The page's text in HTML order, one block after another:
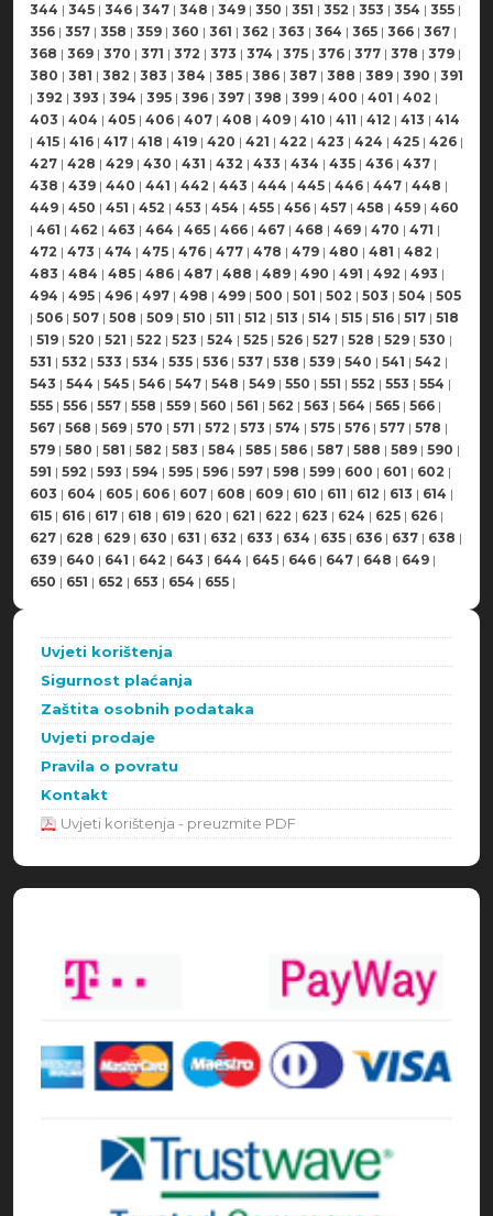
344 | 345 | 346 | 347 | 348 | 349 | 350 | 351 | 352 | 353 | 354 | 355 |
356 | 357 | 358 | 359 | 360 | 361 | 362 | 363 | 364 | 365 | 366 | 367 |
368 | 369 | 370 | 371 | 372 | 373 | 374 | 375 | 376 | 377 | 378 | 379 |
380 | 381 | 382 | 383 | 384 | 385 | 386 | 387 | 388 | 389 | 390 | 391
| 392 | 393 | 394 | 395 | 396 | 397 | 398 | 399 | 400 | 401 | 402 |
403 | 404 | 405 | 406 | 407 | 408 | 409 | 410 | 411 | 412 | 413 | 414
| 415 | 416 | 417 | 418 | 419 | 420 | 421 | 422 | 423 | 424 | 425 | 426 |
427 | 428 | 429 | 430 | 431 | 432 | 433 | 434 | 435 | 436 | 437 |
438 | 439 | 440 | 441 | 442 | 443 | 444 | 445 | 446 | 447 | 448 |
449 | 450 | 451 | 452 | 453 | 454 | 455 | 456 | 457 | 458 | 459 | 460
| 461 | 462 | 463 | 464 | 465 | 466 | 467 | 468 | 469 | 470 | 471 |
472 | 473 | 474 | 475 | 476 | 477 | 478 | 479 | 480 | 481 | 482 |
483 | 484 | 485 | 486 | 487 | 488 | 489 | 490 | 491 | 492 | 493 |
494 | 495 | 496 | 497 | 498 | 499 | 500 | 501 | 502 | 503 | 504 | 505
| 506 | 507 | 508 | 509 | 510 | 511 | 512 | 513 | 514 | 515 | 516 | 517 | 518
| 519 | 520 | 521 | 522 | 523 | 524 | 525 | 526 | 527 | 528 | 529 | 530 |
531 | 532 | 533 | 534 | 535 | 536 | 537 | 538 | 539 | 540 | 541 | 542 |
543 | 544 | 545 | 546 | 547 | 548 | 549 | 550 | 551 | 552 | 553 | 554 |
555 | 556 | 557 | 558 | 559 | 560 | 561 | 562 | 563 | 564 | 565 | 566 |
567 | 568 | 569 | 570 | 571 | 572 | 573 | 574 | 575 | 576 | 577 | 578 |
579 | 580 | 581 | 582 | 583 | 584 | 585 | 586 | 587 | 588 | 589 | 590 |
591 | 592 | 593 | 594 | 595 | 596 | 597 | 598 | 599 | 600 | 601 | 602 |
603 | 604 | 605 | 606 | 607 | 608 | 609 | 610 | 611 | 612 | 613 | 614 |
615 | 616 | 617 | 618 | 619 | 620 | 621 | 622 | 623 | 624 | 625 | 626 |
627 | 628 | 629 | 630 | 631 | 632 | 633 | 634 | 635 | 636 | 637 | 638 |
639 | 640 | 641 | 642 | 643 | 644 | 645 | 646 | 647 | 648 | 649 |
650 | 651 | 652 | 653 | 654 | 655 |
Uvjeti korištenja
Sigurnost plaćanja
Zaštita osobnih podataka
Uvjeti prodaje
Pravila o povratu
Kontakt
Uvjeti korištenja - preuzmite PDF